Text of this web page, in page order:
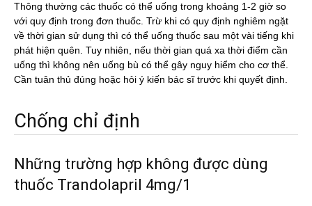
Thông thường các thuốc có thể uống trong khoảng 1-2 giờ so
với quy định trong đơn thuốc. Trừ khi có quy định nghiêm ngặt
về thời gian sử dụng thì có thể uống thuốc sau một vài tiếng khi
phát hiện quên. Tuy nhiên, nếu thời gian quá xa thời điểm cần
uống thì không nên uống bù có thể gây nguy hiểm cho cơ thể.
Cần tuân thủ đúng hoặc hỏi ý kiến bác sĩ trước khi quyết định.
Chống chỉ định
Những trường hợp không được dùng
thuốc Trandolapril 4mg/1